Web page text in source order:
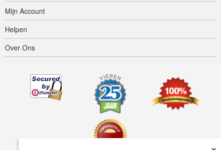
Mijn Account
Helpen
Over Ons